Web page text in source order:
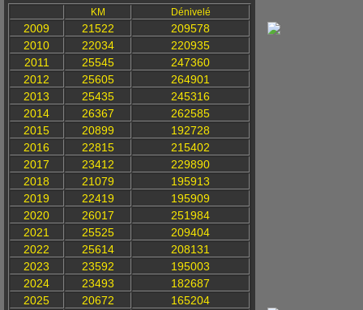
KM Dénivelé
2009 21522
209578
2010
22034
220935
2011
25545
247360
2012
25605
264901
2013
25435
245316
2014
26367
262585
2015
20899
192728
2016
22815
215402
2017
23412
229890
2018
21079
195913
2019
22419
195909
2020
26017
251984
2021
25525
209404
2022
25614
208131
2023
23592
195003
2024
23493
182687
2025
20672 165204